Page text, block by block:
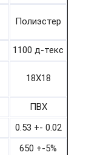
Полиэстер
1100 д-текс
18Х18
ПВХ
0.53 +- 0.02
650 +-5%